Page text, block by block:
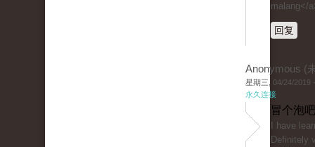
malang</
回复
Anonymous (
星期三, 04/24/2019
永久连接
冒个泡
І have
Definitely